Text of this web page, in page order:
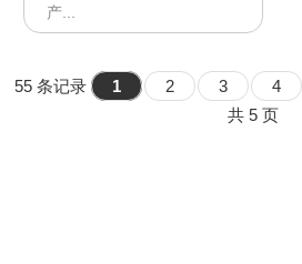
产...
55 条记录
1 2 3 4
共 5 页